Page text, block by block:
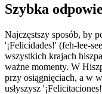
Szybka
Najczęstszy sposób, by
'¡Felicidades!' (feh-lee-
wszystkich krajach
ważne momenty. W
przy osiągnięciach, a w
usłyszysz